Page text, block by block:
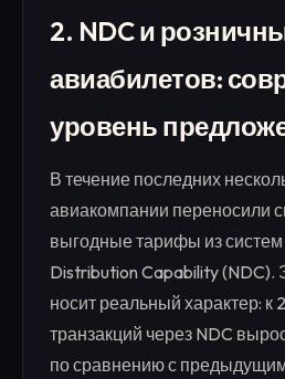
2. NDC и
авиабилетов:
уровень
В течение последних
авиакомпании переносили
выгодные тарифы из
Distribution Capability (NDC).
носит реальный характер: к
транзакций через NDC
по сравнению с